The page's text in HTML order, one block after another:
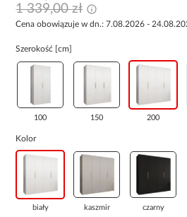
1 339,00 zł
Cena obowiązuje w dn.: 7.08.2026 -
Szerokość [cm]
100 150 200
Kolor
biały kaszmir czarny